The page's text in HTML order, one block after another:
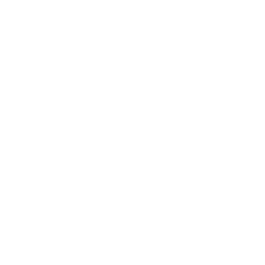
až 4000 W a hravě si poradí se špalky až do
cm.